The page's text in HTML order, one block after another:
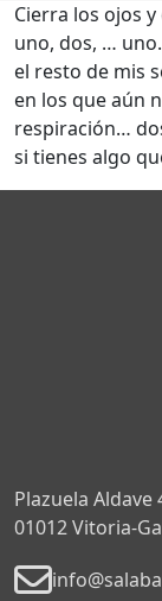
Cierra los ojos
uno, dos, …
el resto de mis
en los que aún
respiración…
si tienes algo
Plazuela Aldave
01012 Vitoria-